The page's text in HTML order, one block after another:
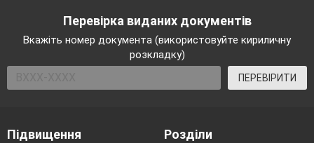
Перевірка виданих документів
Вкажіть номер документа (використовуйте кириличну
розкладку)
ПЕРЕВІРИТИ
Підвищення
Розділи